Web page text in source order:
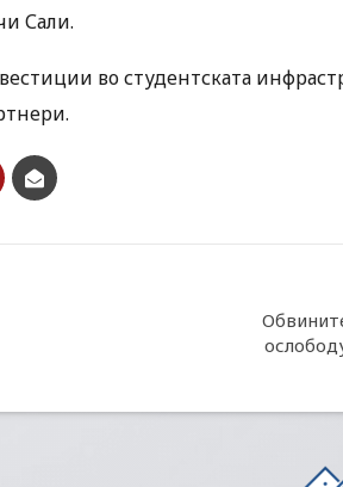
Сали.
во студентската